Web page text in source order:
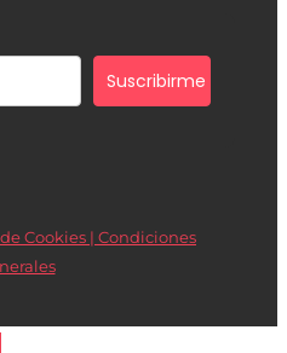
Suscribirme
Cookies | Condiciones